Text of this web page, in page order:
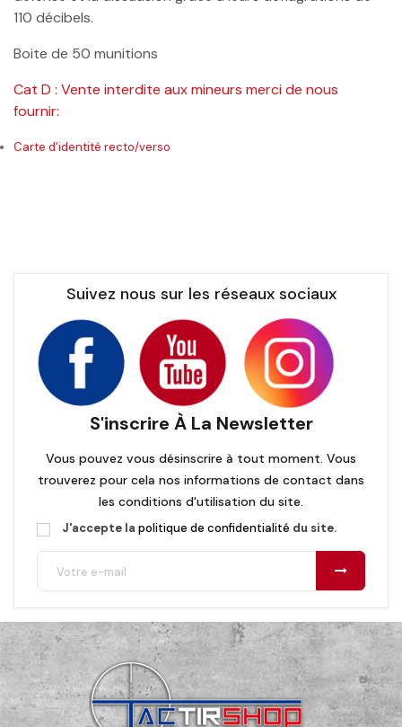
110 décibels.
Boite de 50 munitions
Cat D : Vente interdite aux mineurs merci de nous
fournir:
Carte d'identité recto/verso
Suivez nous sur les réseaux sociaux
S'inscrire À La Newsletter
Vous pouvez vous désinscrire à tout moment. Vous
trouverez pour cela nos informations de contact dans
les conditions d'utilisation du site.
J'accepte la politique de confidentialité du site.